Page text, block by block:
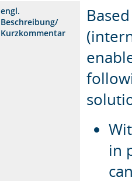
engl.
Beschreibung/
Kurzkommentar
in